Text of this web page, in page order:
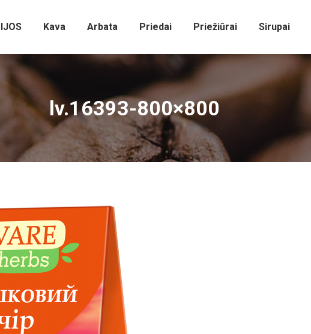
Kava Arbata Priedai Priežiūrai Sirupai
lv.16393-800×800